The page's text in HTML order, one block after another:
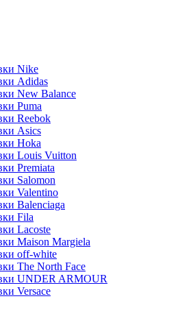
Nike
Adidas
New Balance
Puma
Reebok
Asics
Hoka
Louis Vuitton
Premiata
Salomon
Valentino
Balenciaga
Fila
Lacoste
Maison Margiela
off-white
The North Face
UNDER ARMOUR
Versace